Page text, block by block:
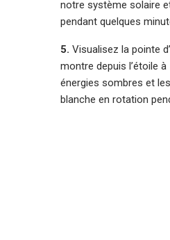
notre système solaire
pendant quelques
5. Visualisez la pointe
montre depuis l’étoile
énergies sombres et
blanche en rotation